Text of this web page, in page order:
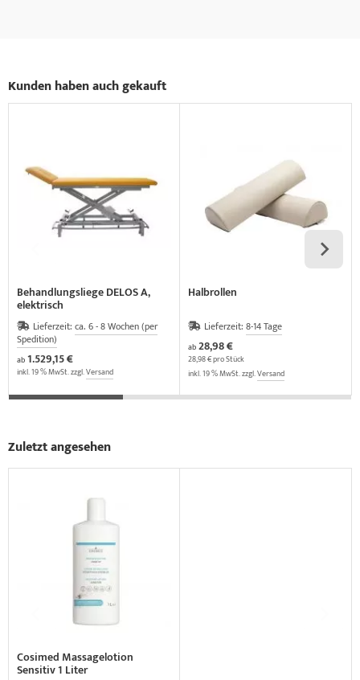
Kunden haben auch gekauft
Behandlungsliege DELOS A,
elektrisch
Lieferzeit: ca. 6 - 8 Wochen (per
Spedition)
ab1.529,15 €
inkl. 19 % MwSt. zzgl.Versand
Halbrollen
Lieferzeit: 8-14 Tage
ab28,98 €
28,98 € pro Stück
inkl. 19 % MwSt. zzgl.Versand
Zuletzt angesehen
Cosimed Massagelotion
Sensitiv 1 Liter